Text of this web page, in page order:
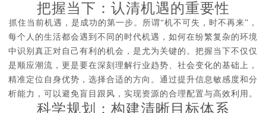
把握当下：认清机遇的重要性
抓住当前机遇，是成功的第一步。所谓“机不可失，时不再来”，
每个人的生活都会遇到不同的时代机遇，如何在纷繁复杂的环境
中识别真正对自己有利的机会，是尤为关键的。把握当下不仅仅
是顺应潮流，更是要在深刻理解行业趋势、社会变化的基础上，
精准定位自身优势，选择合适的方向。通过提升信息敏感度和分
析能力，可以避免盲目跟风，实现资源的合理配置与高效利用。
科学规划：构建清晰目标体系